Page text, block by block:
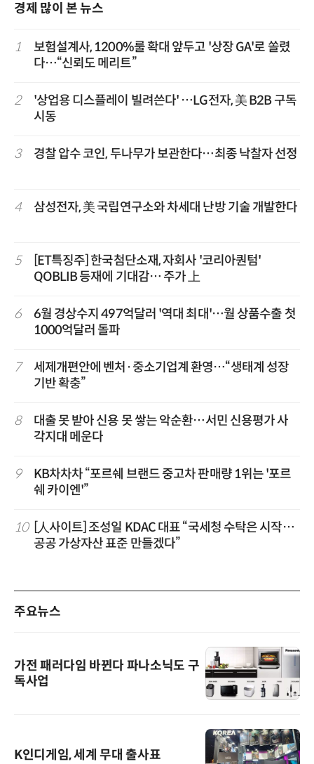
경제 많이 본 뉴스
1
보험설계사, 1200%룰 확대 앞두고 '상장 GA'로 쏠렸
다…“신뢰도 메리트”
2
'상업용 디스플레이 빌려쓴다' …LG전자, 美 B2B 구독
시동
3 경찰 압수 코인, 두나무가 보관한다…최종 낙찰자 선정
4 삼성전자, 美 국립연구소와 차세대 난방 기술 개발한다
5
[ET특징주] 한국첨단소재, 자회사 '코리아퀀텀'
QOBLIB 등재에 기대감… 주가 上
6
6월 경상수지 497억달러 '역대 최대'…월 상품수출 첫
1000억달러 돌파
7
세제개편안에 벤처·중소기업계 환영…“생태계 성장
기반 확충”
8
대출 못 받아 신용 못 쌓는 악순환…서민 신용평가 사
각지대 메운다
9
KB차차차 “포르쉐 브랜드 중고차 판매량 1위는 '포르
쉐 카이엔'”
10
[人사이트] 조성일 KDAC 대표 “국세청 수탁은 시작…
공공 가상자산 표준 만들겠다”
주요뉴스
가전 패러다임 바뀐다 파나소닉도 구
독사업
K인디게임, 세계 무대 출사표